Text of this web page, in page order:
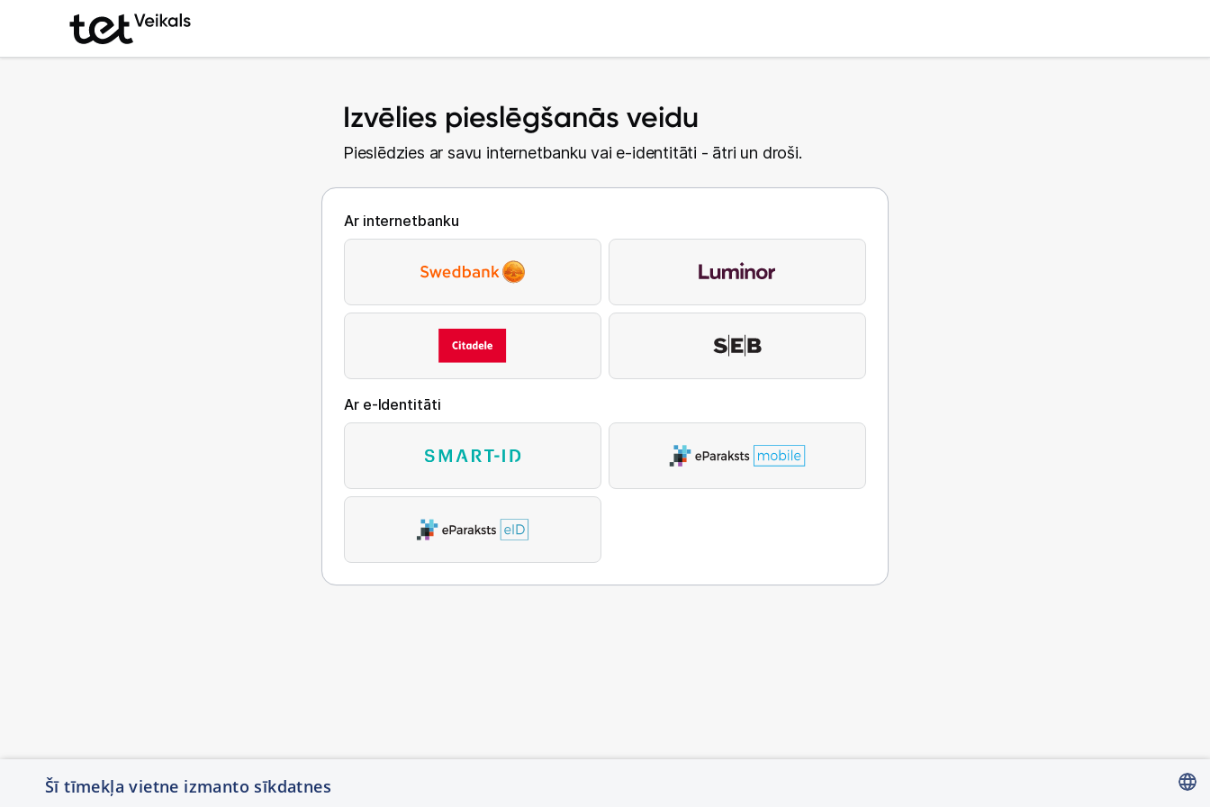
Izvēlies pieslēgšanās veidu
Pieslēdzies ar savu internetbanku vai e-identitāti - ātri un droši.
Ar internetbanku
Ar e-Identitāti
Šī tīmekļa vietne izmanto sīkdatnes